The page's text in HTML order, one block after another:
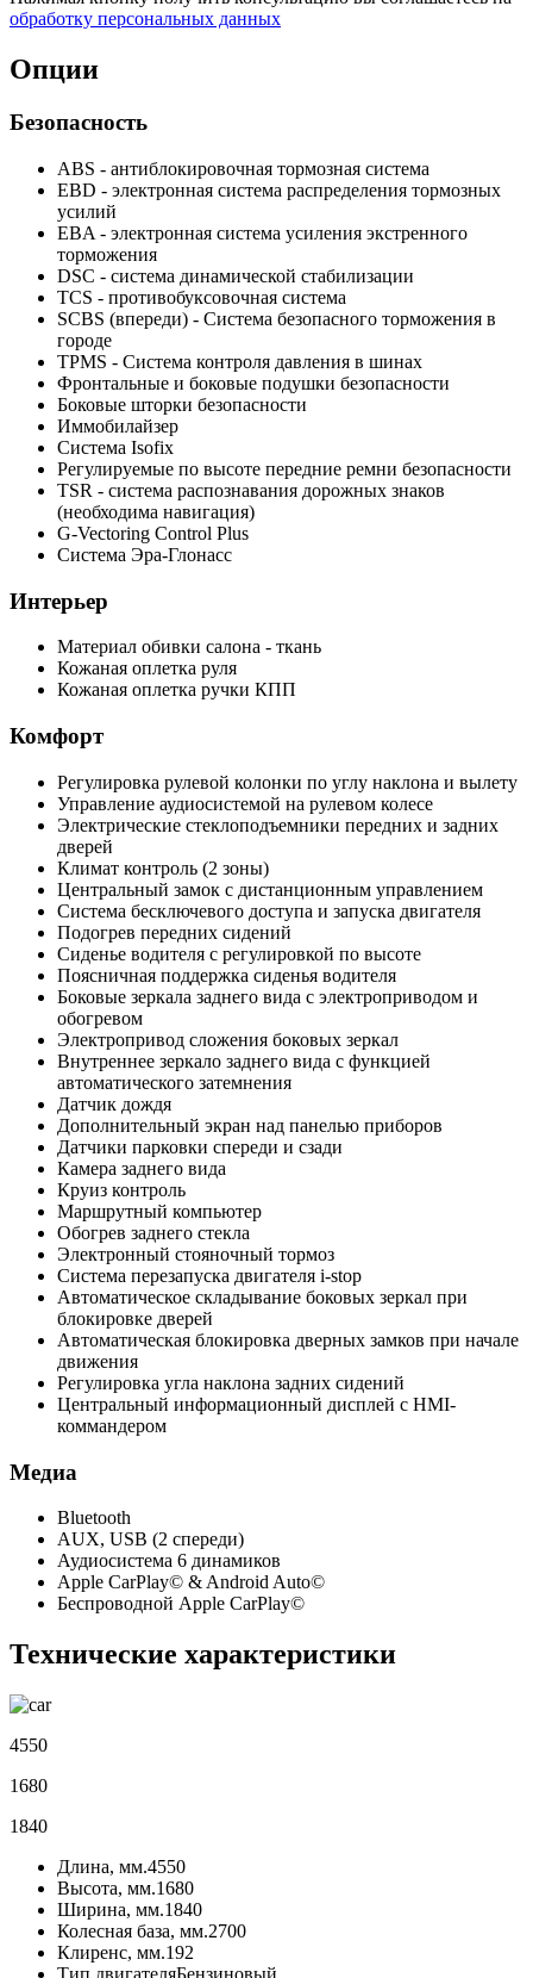
обработку персональных данных
Опции
Безопасность
ABS - антиблокировочная тормозная система
EBD - электронная система распределения тормозных
усилий
EBA - электронная система усиления экстренного
торможения
DSC - система динамической стабилизации
TCS - противобуксовочная система
SCBS (впереди) - Система безопасного торможения в
городе
TPMS - Cистема контроля давления в шинах
Фронтальные и боковые подушки безопасности
Боковые шторки безопасности
Иммобилайзер
Система Isofix
Регулируемые по высоте передние ремни безопасности
TSR - система распознавания дорожных знаков
(необходима навигация)
G-Vectoring Control Plus
Система Эра-Глонасс
Интерьер
Материал обивки салона - ткань
Кожаная оплетка руля
Кожаная оплетка ручки КПП
Комфорт
Регулировка рулевой колонки по углу наклона и вылету
Управление аудиосистемой на рулевом колесе
Электрические стеклоподъемники передних и задних
дверей
Климат контроль (2 зоны)
Центральный замок с дистанционным управлением
Система бесключевого доступа и запуска двигателя
Подогрев передних сидений
Сиденье водителя с регулировкой по высоте
Поясничная поддержка сиденья водителя
Боковые зеркала заднего вида с электроприводом и
обогревом
Электропривод сложения боковых зеркал
Внутреннее зеркало заднего вида с функцией
автоматического затемнения
Датчик дождя
Дополнительный экран над панелью приборов
Датчики парковки спереди и сзади
Камера заднего вида
Круиз контроль
Маршрутный компьютер
Обогрев заднего стекла
Электронный стояночный тормоз
Система перезапуска двигателя i-stop
Автоматическое складывание боковых зеркал при
блокировке дверей
Автоматическая блокировка дверных замков при начале
движения
Регулировка угла наклона задних сидений
Центральный информационный дисплей с HMI-
коммандером
Медиа
Bluetooth
AUX, USB (2 спереди)
Аудиосистема 6 динамиков
Apple CarPlay© & Android Auto©
Беспроводной Apple CarPlay©
Технические характеристики
4550
1680
1840
Длина, мм.4550
Высота, мм.1680
Ширина, мм.1840
Колесная база, мм.2700
Клиренс, мм.192
Тип двигателяБензиновый